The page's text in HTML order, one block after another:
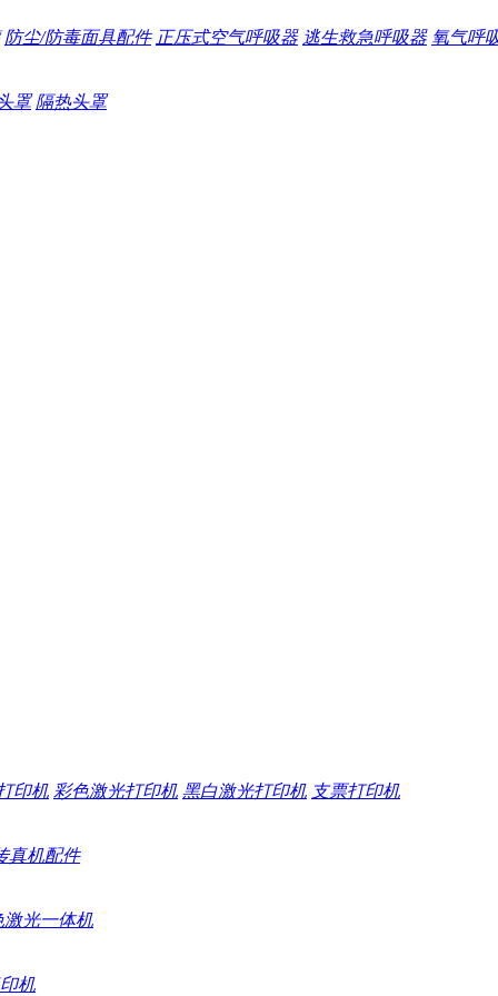
防尘/防毒面具配件 正压式空气呼吸器 逃生救急呼吸器 氧气呼
罩 隔热头罩
印机 彩色激光打印机 黑白激光打印机 支票打印机
真机配件
激光一体机
机